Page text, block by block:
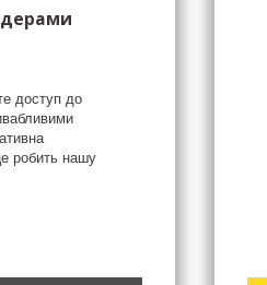
доступ до
робить нашу